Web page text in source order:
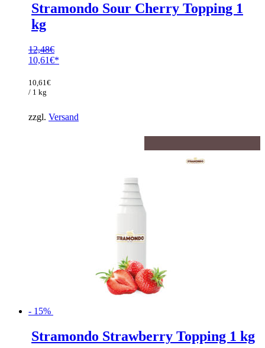
Stramondo Sour Cherry Topping 1
kg
12,48€
Ursprünglicher
war:
12,48€
10,61€
Preis
ist:
10,61€
/ 1 kg
zzgl. Versand
- 15%
Stramondo Strawberry Topping 1 kg